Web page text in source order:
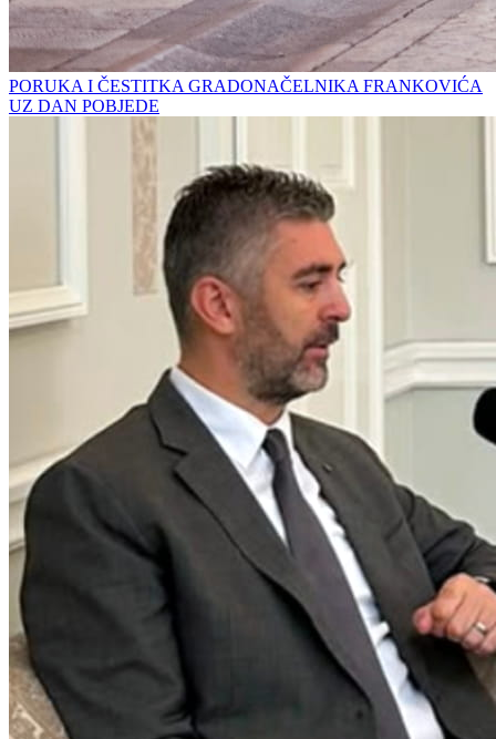
PORUKA I ČESTITKA GRADONAČELNIKA FRANKOVIĆA
UZ DAN POBJEDE